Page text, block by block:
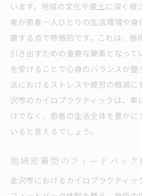
います。地域の文化や風土に深く根
者が患者一人ひとりの生活環境や身
慮する点で特徴的です。これは、施
引き出すための重要な要素となって
を受けることで心身のバランスが整
活におけるストレスや疲労の軽減に
沢市のカイロプラクティックは、単
けでなく、患者の生活全体を豊かに
いると言えるでしょう。
地域密着型のフィードバック
金沢市におけるカイロプラクティッ